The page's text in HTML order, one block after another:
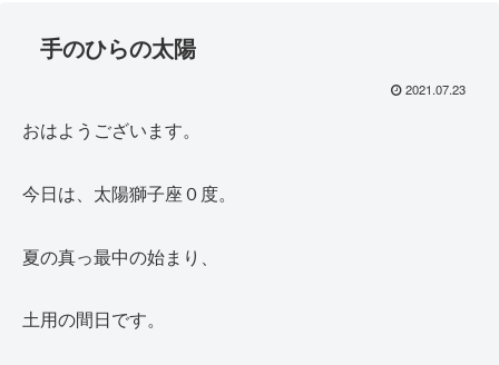
手のひらの太陽
2021.07.23
おはようございます。
今日は、太陽獅子座０度。
夏の真っ最中の始まり、
土用の間日です。